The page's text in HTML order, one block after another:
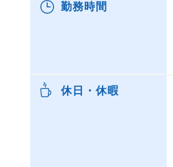
勤務時間
休日・休暇